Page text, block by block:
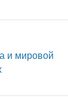
и мировой